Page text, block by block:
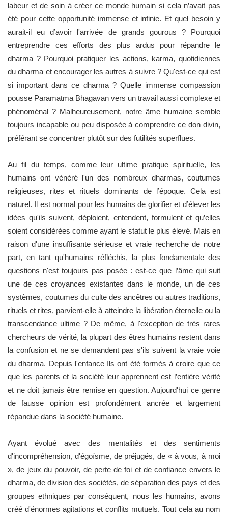
labeur et de soin à créer ce monde humain si cela n’avait pas
été pour cette opportunité immense et infinie. Et quel besoin y
aurait-il eu d’avoir l'arrivée de grands gourous ? Pourquoi
entreprendre ces efforts des plus ardus pour répandre le
dharma ? Pourquoi pratiquer les actions, karma, quotidiennes
du dharma et encourager les autres à suivre ? Qu'est-ce qui est
si important dans ce dharma ? Quelle immense compassion
pousse Paramatma Bhagavan vers un travail aussi complexe et
phénoménal ? Malheureusement, notre âme humaine semble
toujours incapable ou peu disposée à comprendre ce don divin,
préférant se concentrer plutôt sur des futilités superflues.
Au fil du temps, comme leur ultime pratique spirituelle, les
humains ont vénéré l'un des nombreux dharmas, coutumes
religieuses, rites et rituels dominants de l’époque. Cela est
naturel. Il est normal pour les humains de glorifier et d’élever les
idées qu'ils suivent, déploient, entendent, formulent et qu’elles
soient considérées comme ayant le statut le plus élevé. Mais en
raison d'une insuffisante sérieuse et vraie recherche de notre
part, en tant qu'humains réfléchis, la plus fondamentale des
questions n'est toujours pas posée : est-ce que l’âme qui suit
une de ces croyances existantes dans le monde, un de ces
systèmes, coutumes du culte des ancêtres ou autres traditions,
rituels et rites, parvient-elle à atteindre la libération éternelle ou la
transcendance ultime ? De même, à l'exception de très rares
chercheurs de vérité, la plupart des êtres humains restent dans
la confusion et ne se demandent pas s'ils suivent la vraie voie
du dharma. Depuis l'enfance Ils ont été formés à croire que ce
que les parents et la société leur apprennent est l’entière vérité
et ne doit jamais être remise en question. Aujourd'hui ce genre
de fausse opinion est profondément ancrée et largement
répandue dans la société humaine.
Ayant évolué avec des mentalités et des sentiments
d'incompréhension, d'égoïsme, de préjugés, de « à vous, à moi
», de jeux du pouvoir, de perte de foi et de confiance envers le
dharma, de division des sociétés, de séparation des pays et des
groupes ethniques par conséquent, nous les humains, avons
créé d'énormes agitations et conflits mutuels. Tout cela au nom